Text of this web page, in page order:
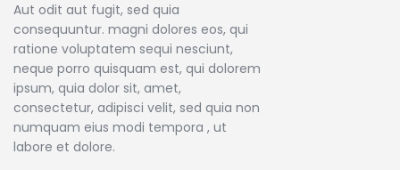
Aut odit aut fugit, sed quia
consequuntur. magni dolores eos, qui
ratione voluptatem sequi nesciunt,
neque porro quisquam est, qui dolorem
ipsum, quia dolor sit, amet,
consectetur, adipisci velit, sed quia non
numquam eius modi tempora , ut
labore et dolore.